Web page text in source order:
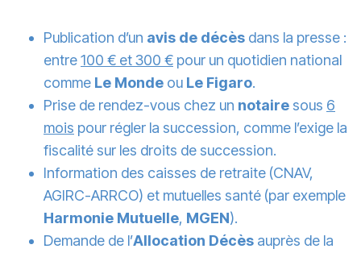
Publication d’un avis de décès dans la presse :
entre100 € et 300 € pour un quotidien national
comme Le Monde ou Le Figaro.
Prise de rendez-vous chez un notaire sous 6
mois pour régler la succession, comme l’exige la
fiscalité sur les droits de succession.
Information des caisses de retraite (CNAV,
AGIRC-ARRCO) et mutuelles santé (par exemple
Harmonie Mutuelle, MGEN).
Demande de l’Allocation Décès auprès de la